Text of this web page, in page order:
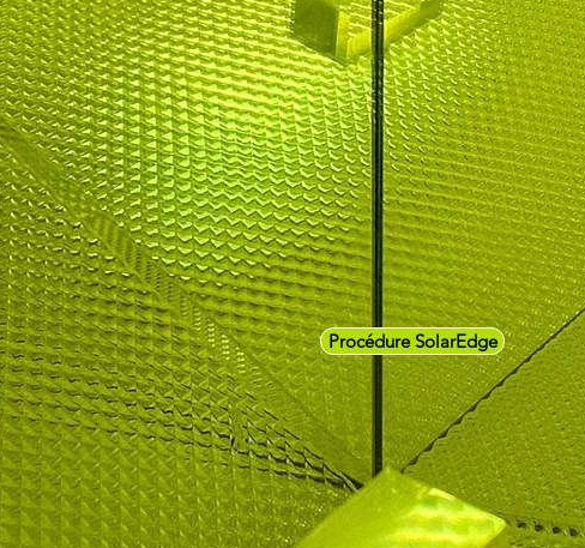
Procédure SolarEdge